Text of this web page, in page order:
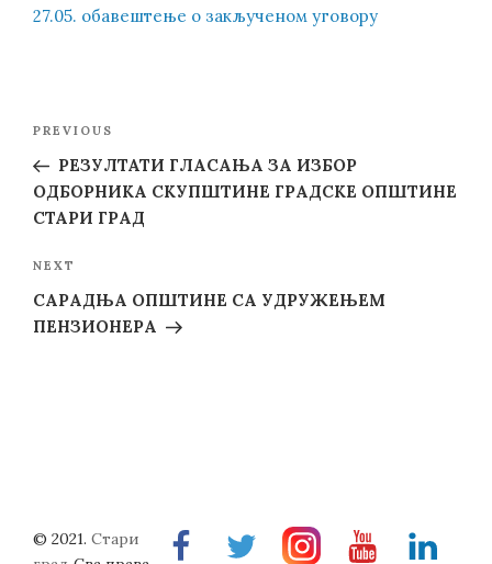
27.05. обавештење о закљученом уговору
Previous
Post
PREVIOUS
РЕЗУЛТАТИ ГЛАСАЊА ЗА ИЗБОР
ОДБОРНИКА СКУПШТИНЕ ГРАДСКЕ ОПШТИНЕ
СТАРИ ГРАД
Next
Post
NEXT
САРАДЊА ОПШТИНЕ СА УДРУЖЕЊЕМ
ПЕНЗИОНЕРА
FacebookTwitterInstragramYoutubeLinkedin
© 2021. Стари